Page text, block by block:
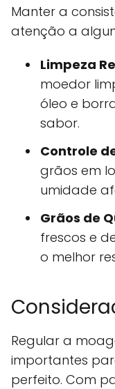
Manter a
atenção a
Limpeza
moedor
óleo e
sabor.
Controle
grãos em
umidade
Grãos de
frescos e
o melhor
Regular a
importantes
perfeito. Com